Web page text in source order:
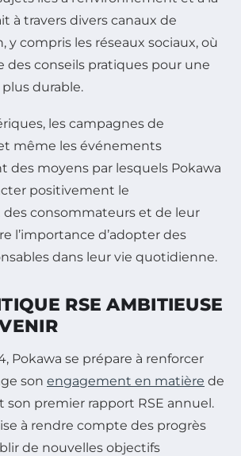
à travers divers canaux de
compris les réseaux sociaux, où
des conseils pratiques pour une
durable.
les campagnes de
même les événements
des moyens par lesquels Pokawa
positivement le
consommateurs et de leur
l’importance d’adopter des
dans leur vie quotidienne.
RSE AMBITIEUSE
Pokawa se prépare à renforcer
son engagement en matière de
son premier rapport RSE annuel.
à rendre compte des progrès
de nouvelles objectifs